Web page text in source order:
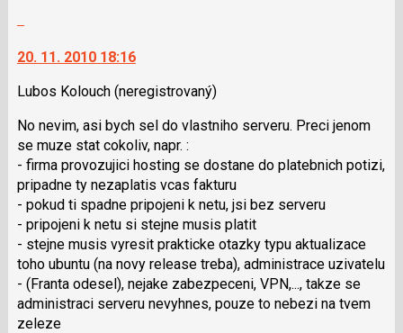
nový
navigaci
lze
použít
klávesy
N
pro
následující
a
P
pro
předchozí
nový
názor
jako
20. 11. 2010 18:16
Lubos Kolouch (neregistrovaný)
No nevim, asi bych sel do vlastniho serveru. Preci jenom
se muze stat cokoliv, napr. :
- firma provozujici hosting se dostane do platebnich potizi,
pripadne ty nezaplatis vcas fakturu
- pokud ti spadne pripojeni k netu, jsi bez serveru
- pripojeni k netu si stejne musis platit
- stejne musis vyresit prakticke otazky typu aktualizace
toho ubuntu (na novy release treba), administrace uzivatelu
- (Franta odesel), nejake zabezpeceni, VPN,..., takze se
administraci serveru nevyhnes, pouze to nebezi na tvem
zeleze